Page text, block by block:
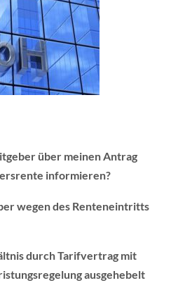
über meinen Antrag
informieren?
wegen des Renteneintritts
durch Tarifvertrag mit
ausgehebelt